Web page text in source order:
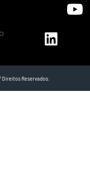
Direitos Reservados.